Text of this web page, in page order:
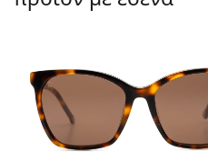
Persol
Όλες οι μάρκες